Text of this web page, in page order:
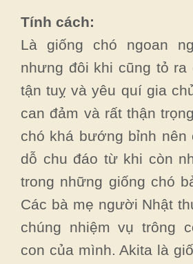
Tính cách:
Là giống chó ngoan
nhưng đôi khi cũng tỏ ra
tận tuỵ và yêu quí gia
can đảm và rất thận
chó khá bướng bỉnh nên
dỗ chu đáo từ khi còn
trong những giống chó
Các bà mẹ người Nhật
chúng nhiệm vụ trông
con của mình. Akita là